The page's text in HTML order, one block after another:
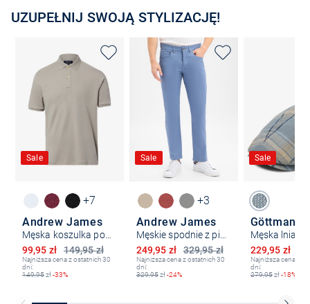
UZUPEŁNIJ SWOJĄ STYLIZACJĘ!
Sale
+7
Andrew James
Męska koszulka polo
149,95 zł
Obniżona cena
99,95 zł
Najniższa cena z ostatnich 30
dni:
149,95zł-33%
Sale
+3
Andrew James
329,95 zł
Obniżona cena
249,95 zł
Najniższa cena z ostatnich 30
dni:
329,95zł-24%
Sale
Göttmann
Obniżona
229,95 zł
Najniższa cena z
dni:
279,95zł-18%